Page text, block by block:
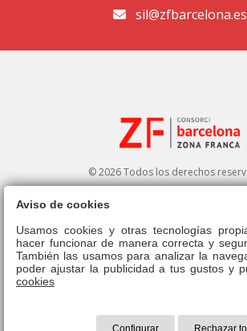
sil@zfbarcelona.es
© 2026 Todos los derechos
Aviso legal|Política de privacidad|Política de
Derecho de admisión|
Aviso de cookies
Usamos cookies y otras tecnologías
hacer funcionar de manera correcta y
También las usamos para analizar la
poder ajustar la publicidad a tus gustos y
cookies
Configurar Rechazar